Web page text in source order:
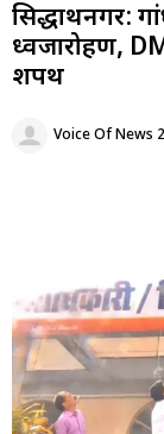
सिद्धार्थनगर:
ध्वजारोहण,
शपथ
Voice Of News